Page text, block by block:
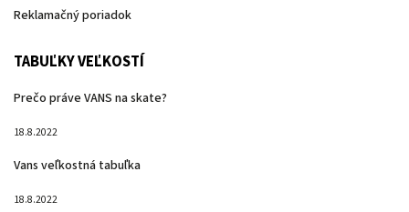
Reklamačný poriadok
TABUĽKY VEĽKOSTÍ
Prečo práve VANS na skate?
18.8.2022
Vans veľkostná tabuľka
18.8.2022